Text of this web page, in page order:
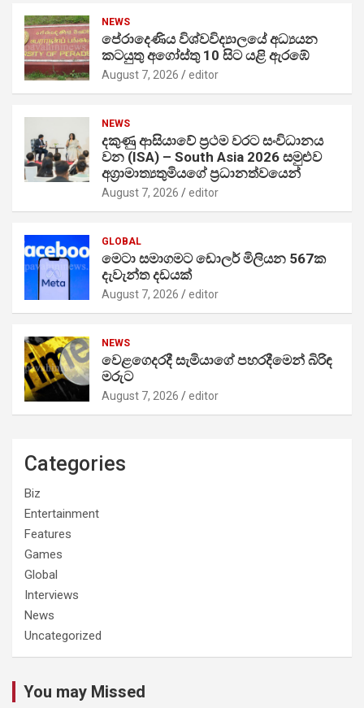
NEWS
පේරාදෙණිය විශ්වවිද්‍යාලයේ අධ්‍යයන
කටයුතු අගෝස්තු 10 සිට යළි ඇරඹේ
August 7, 2026 editor
NEWS
දකුණු ආසියාවේ ප්‍රථම වරට සංවිධානය
වන (ISA) – South Asia 2026 සමුළුව
අග්‍රාමාත්‍යතුමියගේ ප්‍රධානත්වයෙන්
August 7, 2026 editor
GLOBAL
මෙටා සමාගමට ඩොලර් මිලියන 567ක
දැවැන්ත දඩයක්
August 7, 2026 editor
NEWS
වෙළගෙදරදී සැමියාගේ පහරදීමෙන් බිරිඳ
මරුට
August 7, 2026 editor
Categories
Biz
Entertainment
Features
Games
Global
Interviews
News
Uncategorized
You may Missed